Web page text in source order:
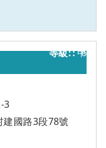
6
3
建國路3段78號
甲